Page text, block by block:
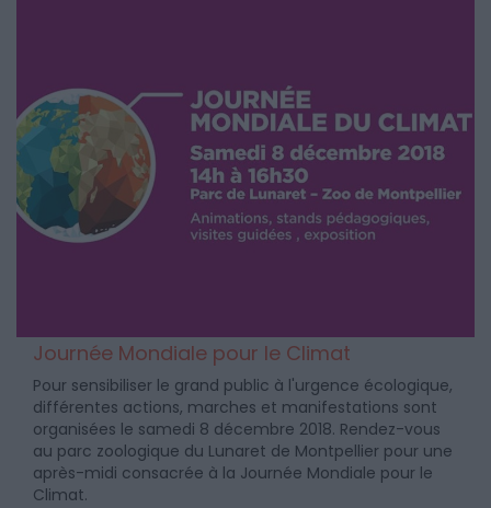
Journée Mondiale pour le Climat
Pour sensibiliser le grand public à l'urgence écologique,
différentes actions, marches et manifestations sont
organisées le samedi 8 décembre 2018. Rendez-vous
au parc zoologique du Lunaret de Montpellier pour une
après-midi consacrée à la Journée Mondiale pour le
Climat.